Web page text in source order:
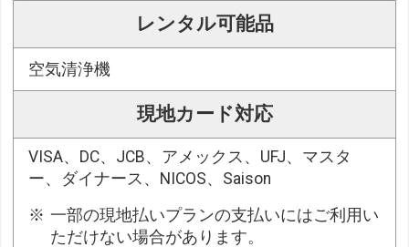
レンタル可能品
空気清浄機
現地カード対応
VISA、DC、JCB、アメックス、UFJ、マスタ
ー、ダイナース、NICOS、Saison
一部の現地払いプランの支払いにはご利用い
ただけない場合があります。